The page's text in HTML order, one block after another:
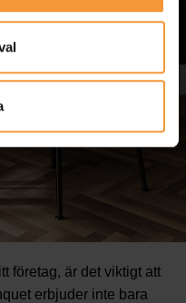
företag, är det viktigt att
erbjuder inte bara